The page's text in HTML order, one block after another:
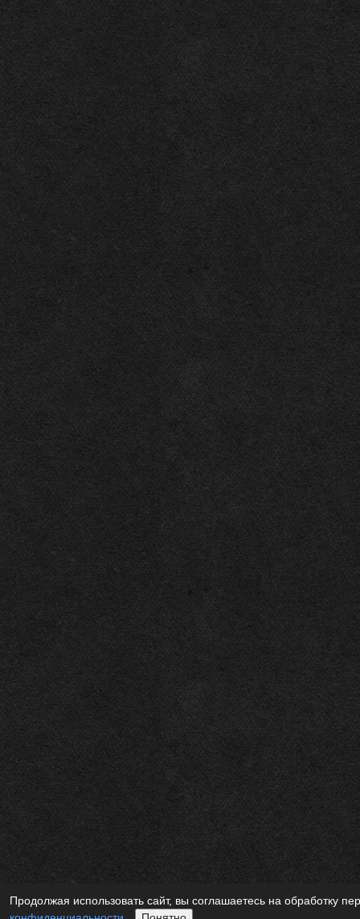
Продолжая использовать сайт, вы соглашаетесь на обработку